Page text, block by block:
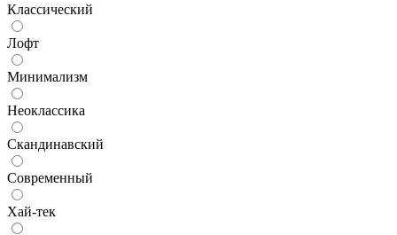
Классический
Лофт
Минимализм
Неоклассика
Скандинавский
Современный
Хай-тек